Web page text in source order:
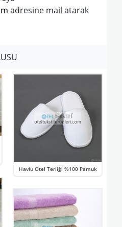
adresine mail atarak
Havlu Otel Terliği %100 Pamuk